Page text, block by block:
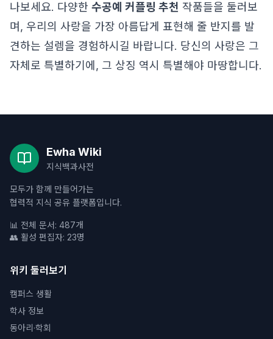
나보세요. 다양한 수공예 커플링 추천 작품들을 둘러보
며, 우리의 사랑을 가장 아름답게 표현해 줄 반지를 발
견하는 설렘을 경험하시길 바랍니다. 당신의 사랑은 그
자체로 특별하기에, 그 상징 역시 특별해야 마땅합니다.
Ewha Wiki
지식백과사전
모두가 함께 만들어가는
협력적 지식 공유 플랫폼입니다.
📊 전체 문서: 487개
👥 활성 편집자: 23명
위키 둘러보기
캠퍼스 생활
학사 정보
동아리·학회